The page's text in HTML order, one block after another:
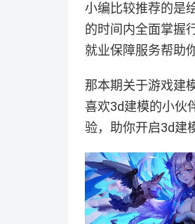
小编比较推荐的是
的时间内全面掌握
就业保障服务帮助
那本期关于游戏建
喜欢3d建模的小伙
验，助你开启3d建